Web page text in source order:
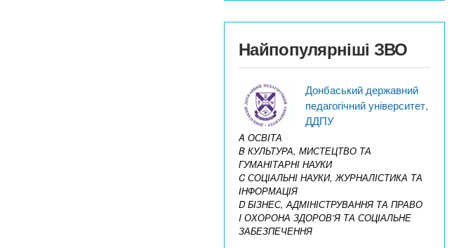
Найпопулярніші ЗВО
Донбаський державний
педагогічний університет,
ДДПУ
A ОСВІТА
B КУЛЬТУРА, МИСТЕЦТВО ТА
ГУМАНІТАРНІ НАУКИ
C СОЦІАЛЬНІ НАУКИ, ЖУРНАЛІСТИКА ТА
ІНФОРМАЦІЯ
D БІЗНЕС, АДМІНІСТРУВАННЯ ТА ПРАВО
I ОХОРОНА ЗДОРОВ’Я ТА СОЦІАЛЬНЕ
ЗАБЕЗПЕЧЕННЯ